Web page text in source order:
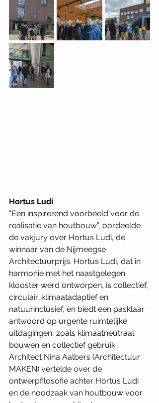
Hortus Ludi
“Een inspirerend voorbeeld voor de
realisatie van houtbouw”, oordeelde
de vakjury over Hortus Ludi, de
winnaar van de Nijmeegse
Architectuurprijs. Hortus Ludi, dat in
harmonie met het naastgelegen
klooster werd ontworpen, is collectief,
circulair, klimaatadaptief en
natuurinclusief, en biedt een pasklaar
antwoord op urgente ruimtelijke
uitdagingen, zoals klimaatneutraal
bouwen en collectief gebruik.
Architect Nina Aalbers (Architectuur
MAKEN) vertelde over de
ontwerpfilosofie achter Hortus Ludi
en de noodzaak van houtbouw voor